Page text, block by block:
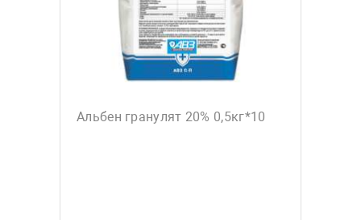
Альбен гранулят 20% 0,5кг*10